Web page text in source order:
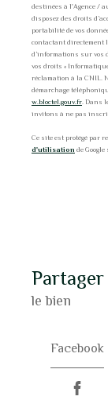
destinées à l'Agence /
disposez des droits
portabilité de vos
contactant directement
d’informations sur vos
vos droits «
réclamation à la CNIL.
démarchage
w.bloctel.gouv.fr. Dans
invitons à ne pas
Ce site est protégé par
d'utilisation de
partager
le bien
Facebook